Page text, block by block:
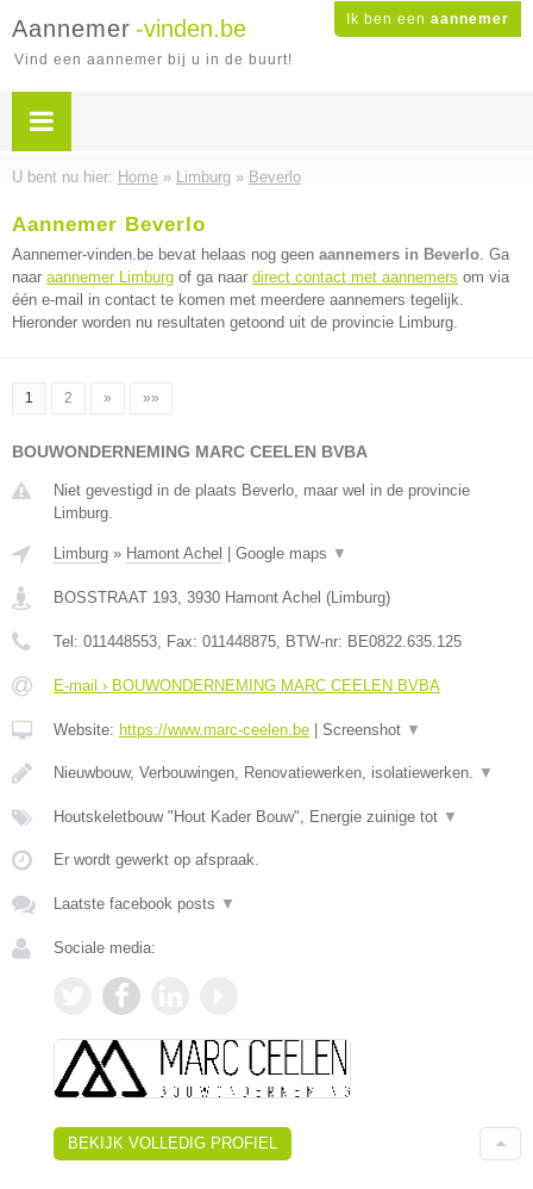
Ik ben een aannemer
Aannemer -vinden.be
Vind een aannemer bij u in de buurt!
U bent nu hier: Home » Limburg » Beverlo
Aannemer Beverlo
Aannemer-vinden.be bevat helaas nog geen aannemers in Beverlo. Ga
naar aannemer Limburg of ga naar direct contact met aannemers om via
één e-mail in contact te komen met meerdere aannemers tegelijk.
Hieronder worden nu resultaten getoond uit de provincie Limburg.
1 2 » »»
BOUWONDERNEMING MARC CEELEN BVBA
Niet gevestigd in de plaats Beverlo, maar wel in de provincie
Limburg.
Limburg » Hamont Achel Google maps ▼
BOSSTRAAT 193, 3930 Hamont Achel (Limburg)
Tel: 011448553, Fax: 011448875, BTW-nr: BE0822.635.125
E-mail › BOUWONDERNEMING MARC CEELEN BVBA
Website: https://www.marc-ceelen.be Screenshot ▼
Nieuwbouw, Verbouwingen, Renovatiewerken, isolatiewerken. ▼
Houtskeletbouw "Hout Kader Bouw", Energie zuinige tot ▼
Er wordt gewerkt op afspraak.
Laatste facebook posts ▼
Sociale media:
BEKIJK VOLLEDIG PROFIEL